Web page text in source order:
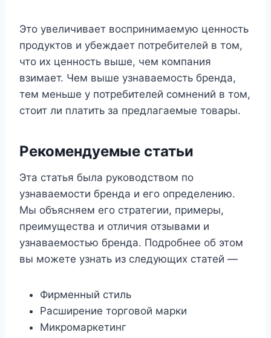
Это увеличивает воспринимаемую ценность
продуктов и убеждает потребителей в том,
что их ценность выше, чем компания
взимает. Чем выше узнаваемость бренда,
тем меньше у потребителей сомнений в том,
стоит ли платить за предлагаемые товары.
Рекомендуемые статьи
Эта статья была руководством по
узнаваемости бренда и его определению.
Мы объясняем его стратегии, примеры,
преимущества и отличия отзывами и
узнаваемостью бренда. Подробнее об этом
вы можете узнать из следующих статей —
Фирменный стиль
Расширение торговой марки
Микромаркетинг